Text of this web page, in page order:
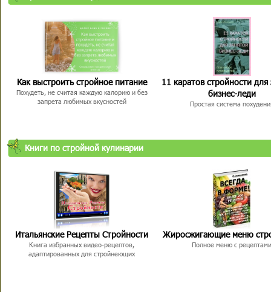
Как выстроить стройное питание
Похудеть, не считая каждую калорию и без
запрета любимых вкусностей
11 каратов стройности для
бизнес-леди
Простая система
Книги по стройной кулинарии
Итальянские Рецепты Стройности
Книга избранных видео-рецептов,
адаптированных для стройнеющих
Жиросжигающие меню
Полное меню с рецептами